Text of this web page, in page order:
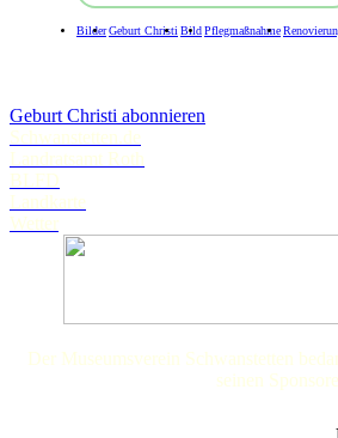
BilderGeburt Christi BildPflegmaßnahme
Geburt Christi abonnieren
Schwanstetten.de
Landratsamt Roth
BLFD
Landkarte
Wetter
Der Museumsverein Schwanstetten
seinen